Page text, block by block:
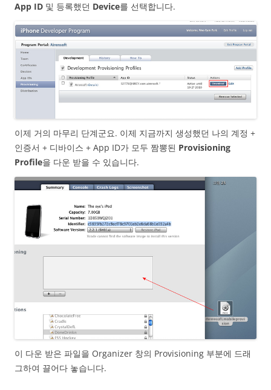
App ID 및 등록했던 Device를 선택합니다.
이제 거의 마무리 단계군요. 이제 지금까지 생성했던 나의 계정 +
인증서 + 디바이스 + App ID가 모두 짬뽕된 Provisioning
Profile을 다운 받을 수 있습니다.
이 다운 받은 파일을 Organizer 창의 Provisioning 부분에 드래
그하여 끌어다 놓습니다.